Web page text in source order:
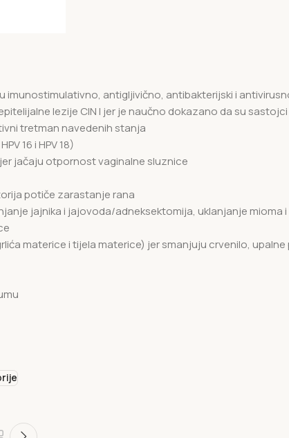
imunostimulativno, antigljivično, antibakterijski i
lezije CIN I jer je naučno dokazano da su
tretman navedenih stanja
16 i HPV 18)
jačaju otpornost vaginalne sluznice
potiče zarastanje rana
jajnika i jajovoda/adneksektomija, uklanjanje mioma i
materice i tijela materice) jer smanjuju crvenilo, upalne